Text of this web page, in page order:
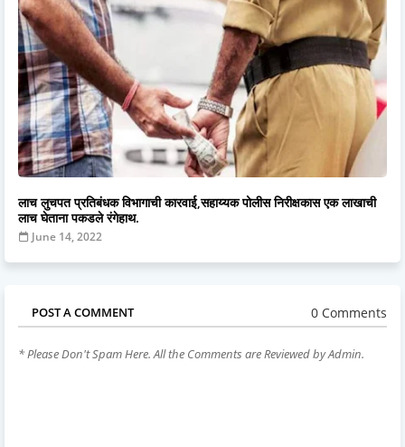
लाच लुचपत प्रतिबंधक विभागाची कारवाई,सहाय्यक पोलीस निरीक्षकास एक लाखाची
लाच घेताना पकडले रंगेहाथ.
June 14, 2022
POST A COMMENT 0 Comments
* Please Don't Spam Here. All the Comments are Reviewed by Admin.